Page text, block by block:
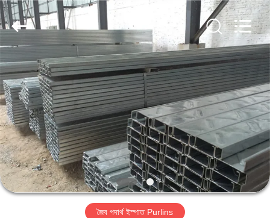
বাড়ি
পণ্য
ভিডিও
ভিআর
শো
Qingdao
KaFa
Fabrication
Co.,
Ltd..
Rights
জৈব পদার্থ ইস্পাত Purlins